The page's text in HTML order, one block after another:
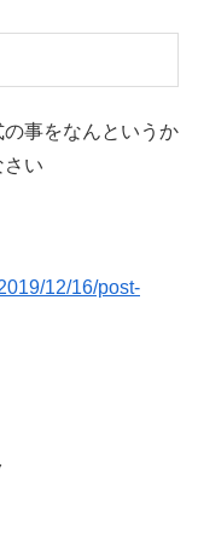
事をなんというか
さい
12/16/post-